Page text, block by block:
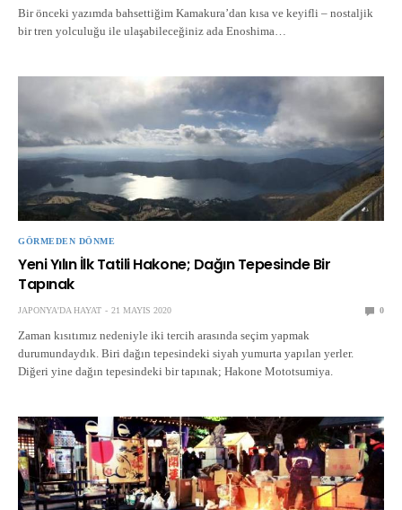
Bir önceki yazımda bahsettiğim Kamakura’dan kısa ve keyifli – nostaljik
bir tren yolculuğu ile ulaşabileceğiniz ada Enoshima…
GÖRMEDEN DÖNME
Yeni Yılın İlk Tatili Hakone; Dağın Tepesinde Bir
Tapınak
JAPONYA'DA HAYAT 21 MAYIS 2020 0
Zaman kısıtımız nedeniyle iki tercih arasında seçim yapmak
durumundaydık. Biri dağın tepesindeki siyah yumurta yapılan yerler.
Diğeri yine dağın tepesindeki bir tapınak; Hakone Mototsumiya.